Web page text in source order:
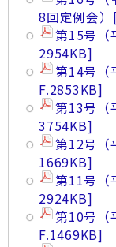
8回定例会）
第15号（
2954KB]
第14号（
F.2853KB]
第13号（
3754KB]
第12号（
1669KB]
第11号（
2924KB]
第10号（
F.1469KB]